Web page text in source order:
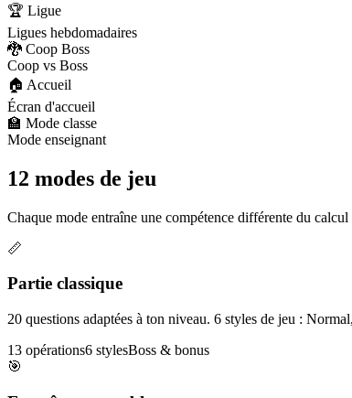
🏆 Ligue
Ligues hebdomadaires
🐉 Coop Boss
Coop vs Boss
🏠 Accueil
Écran d'accueil
🏫 Mode classe
Mode enseignant
12 modes de jeu
Chaque mode entraîne une compétence différente du calcul
📏
Partie classique
20 questions adaptées à ton niveau. 6 styles de jeu :
13 opérations6 stylesBoss & bonus
🎯